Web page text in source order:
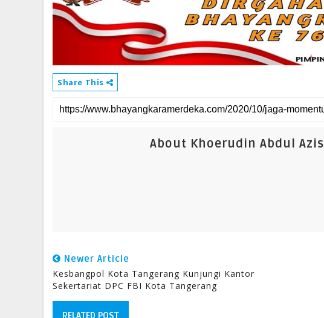
Share This
About Khoerudin Abdul Azis
Newer Article
Kesbangpol Kota Tangerang Kunjungi Kantor
Sekertariat DPC FBI Kota Tangerang
RELATED POST